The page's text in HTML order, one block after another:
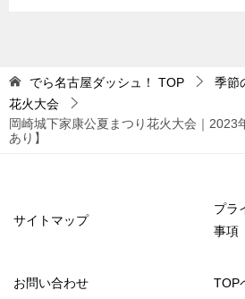
でら名古屋ダッシュ！ TOP
季節
花火大会
岡崎城下家康公夏まつり花火大会｜2023
あり】
サイトマップ
プラ
事項
お問い合わせ TOP